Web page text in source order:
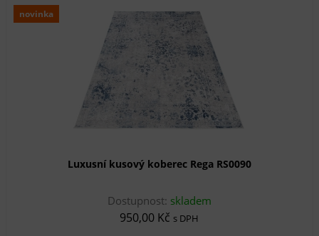
novinka
Luxusní kusový koberec Rega RS0090
Dostupnost: skladem
950,00 Kč s DPH